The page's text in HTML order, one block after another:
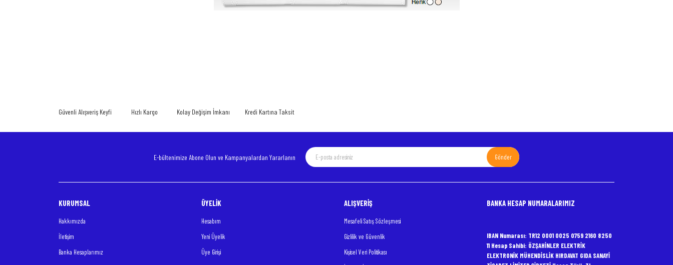
Ürün bilgilerinde hatalar bulunuyor.
Ürün fiyatı diğer sitelerden daha pahalı.
Gönder
Güvenli Alışveriş Keyfi Hızlı Kargo Kolay Değişim İmkanı Kredi Kartına Taksit
E-bültenimize Abone Olun ve Kampanyalardan Yararlanın Gönder
KURUMSAL
Hakkımızda
İletişim
Banka Hesaplarımız
ÜYELİK
Hesabım
Yeni Üyelik
Üye Girişi
ALIŞVERİŞ
Mesafeli Satış Sözleşmesi
Gizlilik ve Güvenlik
Kişisel Veri Politikası
BANKA HESAP NUMARALARIMIZ
IBAN Numarası: TR12 0001 0025 0759 2160 8250
11 Hesap Sahibi: ÖZŞAHİNLER ELEKTRİK
ELEKTRONİK MÜHENDİSLİK HIRDAVAT GIDA SANAYİ